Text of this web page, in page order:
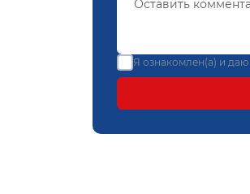
Я ознакомлен(а) и даю